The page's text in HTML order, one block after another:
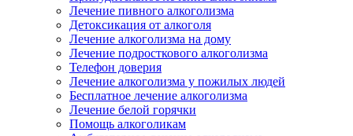
Лечение пивного алкоголизма
Детоксикация от алкоголя
Лечение алкоголизма на дому
Лечение подросткового алкоголизма
Телефон доверия
Лечение алкоголизма у пожилых людей
Бесплатное лечение алкоголизма
Лечение белой горячки
Помощь алкоголикам